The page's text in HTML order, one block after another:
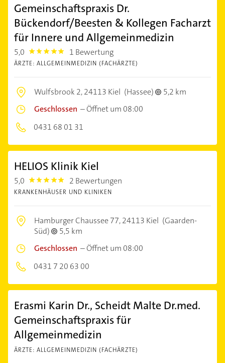
Gemeinschaftspraxis Dr.
Bückendorf/Beesten & Kollegen Facharzt
für Innere und Allgemeinmedizin
5,0 5.0 1 Bewertung
ÄRZTE: ALLGEMEINMEDIZIN (FACHÄRZTE)
Wulfsbrook 2,24113 Kiel (Hassee)
5,2 km
Geschlossen –Öffnet um 08:00
0431 68 01 31
HELIOS Klinik Kiel
5,0 5.0 2 Bewertungen
KRANKENHÄUSER UND KLINIKEN
Hamburger Chaussee 77,24113 Kiel (Gaarden-
Süd)
5,5 km
Geschlossen –Öffnet um 08:00
0431 7 20 63 00
Erasmi Karin Dr., Scheidt Malte Dr.med.
Gemeinschaftspraxis für
Allgemeinmedizin
ÄRZTE: ALLGEMEINMEDIZIN (FACHÄRZTE)